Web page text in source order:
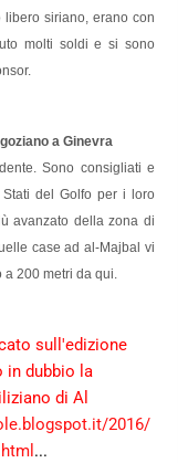
libero siriano, erano con
molti soldi e si sono
a Ginevra
Sono consigliati e
del Golfo per i loro
avanzato della zona di
case ad al-Majbal vi
200 metri da qui.
sull'edizione
in dubbio la
di Al
2016/
...